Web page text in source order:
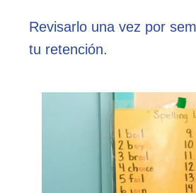
Revisarlo una vez por
tu retención.